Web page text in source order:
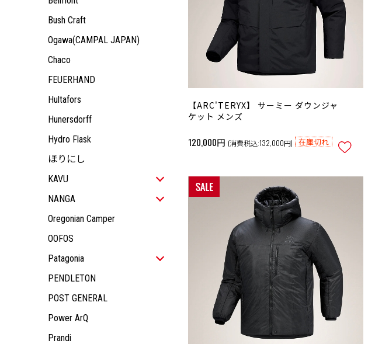
TOPS
JACKET
PANTS
ALL ITEM
TOPS
PANTS
OUTDOOR GEAR
Bush Craft
Ogawa(CAMPAL JAPAN)
Chaco
FEUERHAND
Hultafors
Hunersdorff
Hydro Flask
ほりにし
KAVU
ALL ITEM
ALL ITEM
JACKET
TOPS
WOMEN
ALL ITEM
JACKET
PANTS
KIDS
ALL ITEM
TOPS
PANTS
OUTDOOR GEAR
NANGA
ALL ITEM
ALL ITEM
JACKET
TOPS
WOMEN
ALL ITEM
JACKET
PANTS
KIDS
ALL ITEM
TOPS
PANTS
OUTDOOR GEAR
Oregonian Camper
OOFOS
Patagonia
ALL ITEM
ALL ITEM
JACKET
TOPS
WOMEN
ALL ITEM
JACKET
KIDS
ALL ITEM
OUTDOOR GEAR
PENDLETON
POST GENERAL
Power ArQ
Prandi
【ARC'TERYX】 サーミー ダウンジャ
ケット メンズ
120,000円 (消費税込:132,000円) 在庫切れ